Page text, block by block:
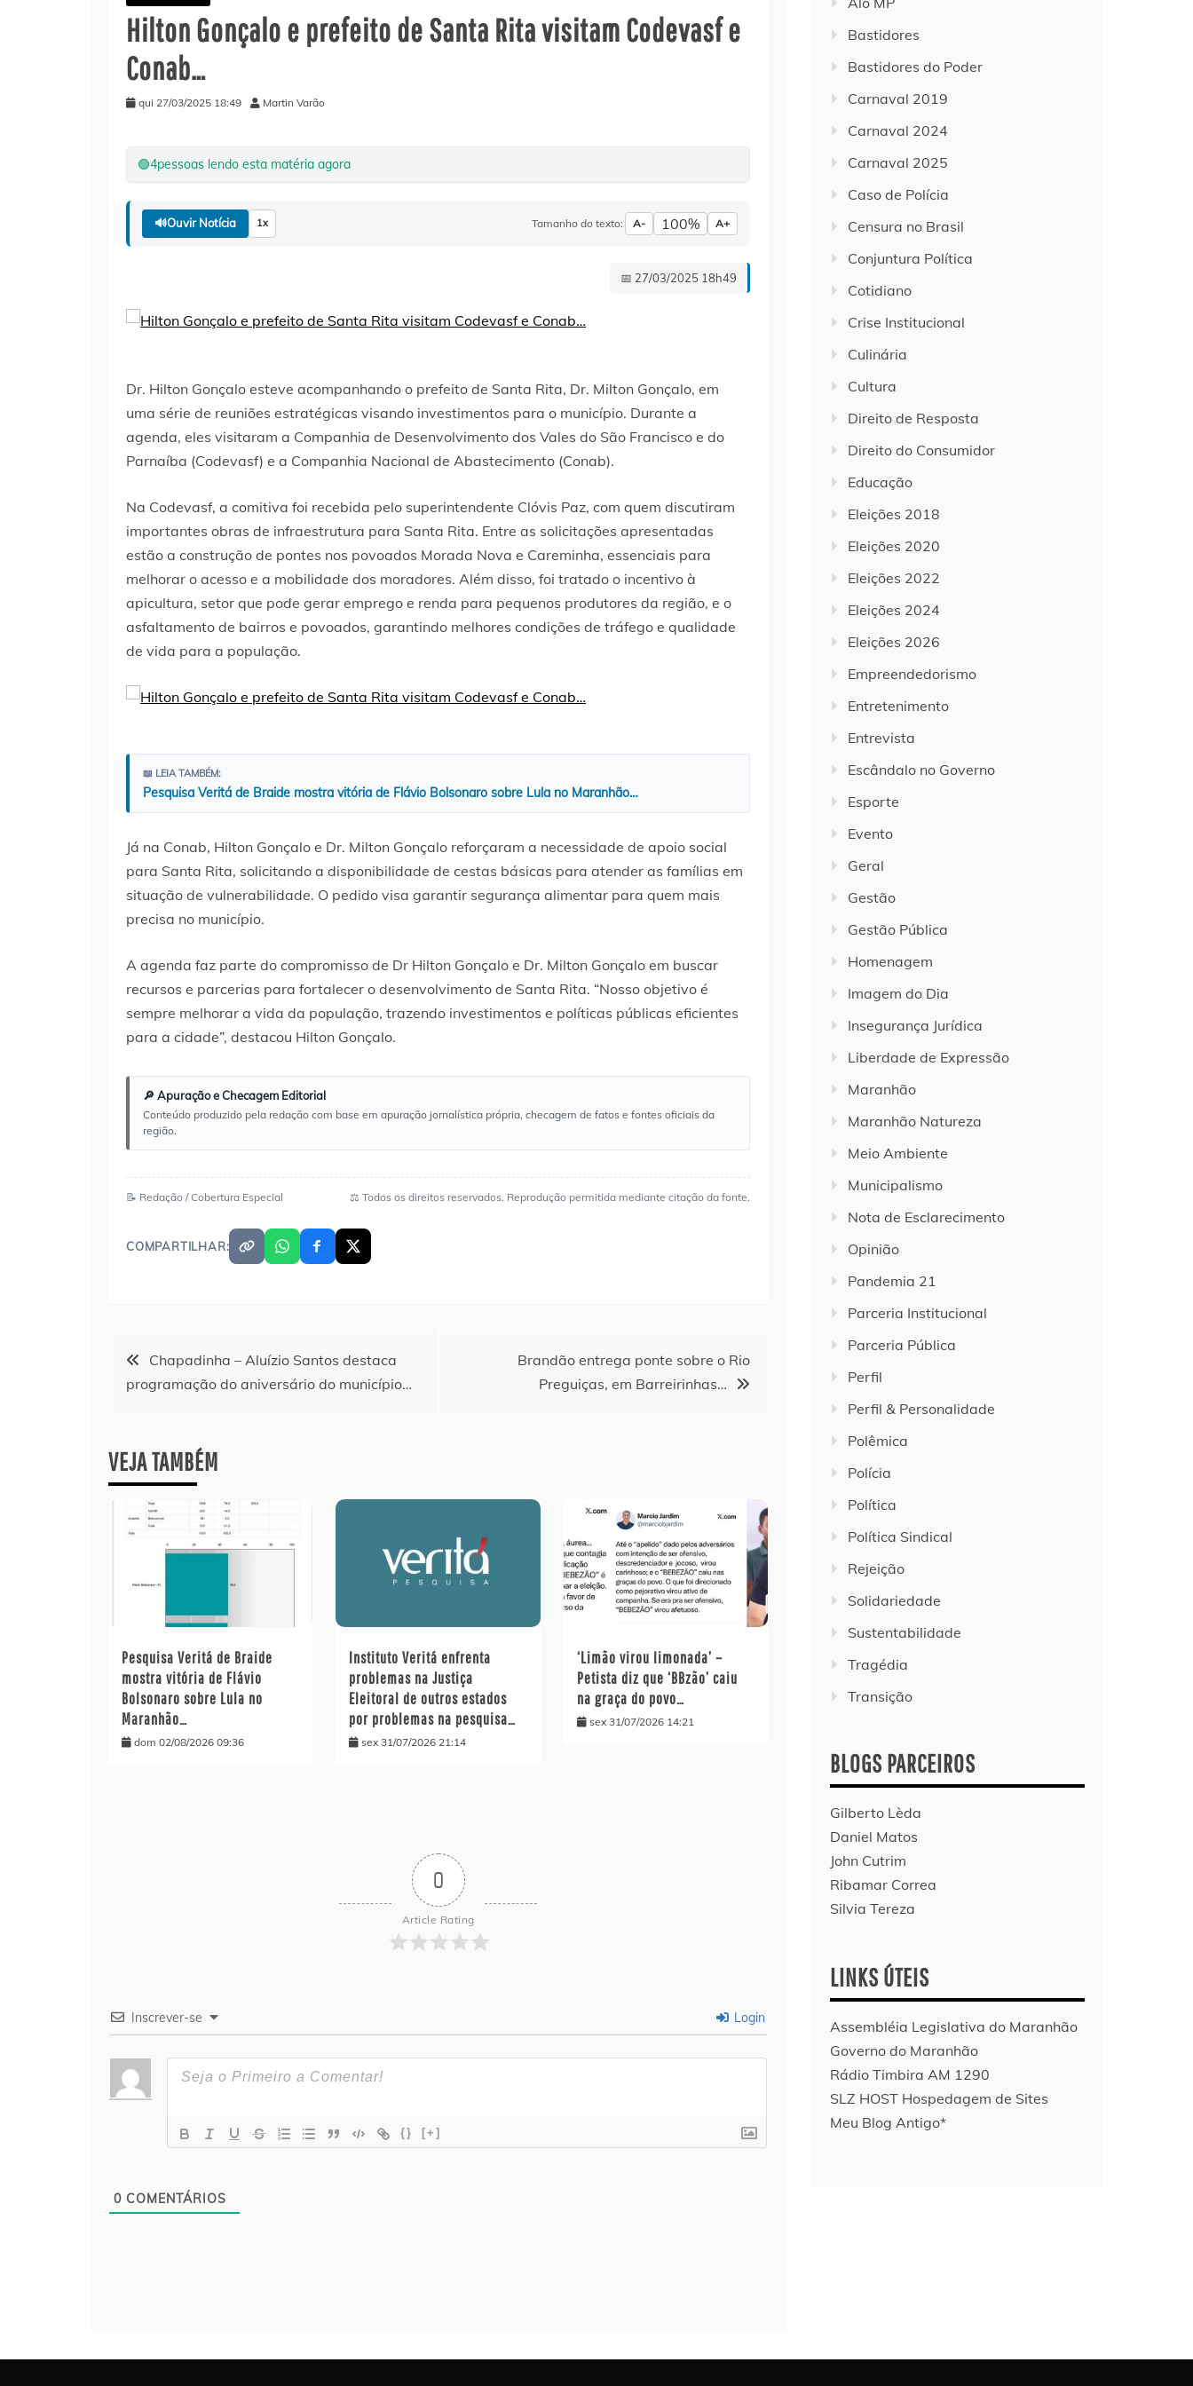
Hilton Gonçalo e prefeito de Santa Rita visitam Codevasf e
Conab…
qui 27/03/2025 18:49 Martin Varão
🟢4pessoas lendo esta matéria agora
🔊Ouvir Notícia 1x Tamanho do texto: A- 100% A+
📅 27/03/2025 18h49
Dr. Hilton Gonçalo esteve acompanhando o prefeito de Santa Rita, Dr. Milton Gonçalo, em
uma série de reuniões estratégicas visando investimentos para o município. Durante a
agenda, eles visitaram a Companhia de Desenvolvimento dos Vales do São Francisco e do
Parnaíba (Codevasf) e a Companhia Nacional de Abastecimento (Conab).
Na Codevasf, a comitiva foi recebida pelo superintendente Clóvis Paz, com quem discutiram
importantes obras de infraestrutura para Santa Rita. Entre as solicitações apresentadas
estão a construção de pontes nos povoados Morada Nova e Careminha, essenciais para
melhorar o acesso e a mobilidade dos moradores. Além disso, foi tratado o incentivo à
apicultura, setor que pode gerar emprego e renda para pequenos produtores da região, e o
asfaltamento de bairros e povoados, garantindo melhores condições de tráfego e qualidade
de vida para a população.
📖 LEIA TAMBÉM:
Pesquisa Veritá de Braide mostra vitória de Flávio Bolsonaro sobre Lula no Maranhão…
Já na Conab, Hilton Gonçalo e Dr. Milton Gonçalo reforçaram a necessidade de apoio social
para Santa Rita, solicitando a disponibilidade de cestas básicas para atender as famílias em
situação de vulnerabilidade. O pedido visa garantir segurança alimentar para quem mais
precisa no município.
A agenda faz parte do compromisso de Dr Hilton Gonçalo e Dr. Milton Gonçalo em buscar
recursos e parcerias para fortalecer o desenvolvimento de Santa Rita. “Nosso objetivo é
sempre melhorar a vida da população, trazendo investimentos e políticas públicas eficientes
para a cidade”, destacou Hilton Gonçalo.
🔎 Apuração e Checagem Editorial
Conteúdo produzido pela redação com base em apuração jornalística própria, checagem de fatos e fontes oficiais da
região.
📝 Redação / Cobertura Especial ⚖️ Todos os direitos reservados. Reprodução permitida mediante citação da fonte.
COMPARTILHAR:
Navegação
de
Post
Chapadinha – Aluízio Santos destaca
programação do aniversário do município…
Brandão entrega ponte sobre o Rio
Preguiças, em Barreirinhas…
VEJA TAMBÉM
Pesquisa Veritá de Braide
mostra vitória de Flávio
Bolsonaro sobre Lula no
Maranhão…
dom 02/08/2026 09:36
Instituto Veritá enfrenta
problemas na Justiça
Eleitoral de outros estados
por problemas na pesquisa…
sex 31/07/2026 21:14
‘Limão virou limonada’ –
Petista diz que ‘BBzão’ caiu
na graça do povo…
sex 31/07/2026 14:21
0
Article Rating
Inscrever-se Login
{} [+]
0 COMENTÁRIOS
Bastidores
Bastidores do Poder
Carnaval 2019
Carnaval 2024
Carnaval 2025
Caso de Polícia
Censura no Brasil
Conjuntura Política
Cotidiano
Crise Institucional
Culinária
Cultura
Direito de Resposta
Direito do Consumidor
Educação
Eleições 2018
Eleições 2020
Eleições 2022
Eleições 2024
Eleições 2026
Empreendedorismo
Entretenimento
Entrevista
Escândalo no Governo
Esporte
Evento
Geral
Gestão
Gestão Pública
Homenagem
Imagem do Dia
Insegurança Jurídica
Liberdade de Expressão
Maranhão
Maranhão Natureza
Meio Ambiente
Municipalismo
Nota de Esclarecimento
Opinião
Pandemia 21
Parceria Institucional
Parceria Pública
Perfil
Perfil & Personalidade
Polêmica
Polícia
Política
Política Sindical
Rejeição
Solidariedade
Sustentabilidade
Tragédia
Transição
BLOGS PARCEIROS
Gilberto Lèda
Daniel Matos
John Cutrim
Ribamar Correa
Silvia Tereza
LINKS ÚTEIS
Assembléia Legislativa do Maranhão
Governo do Maranhão
Rádio Timbira AM 1290
SLZ HOST Hospedagem de Sites
Meu Blog Antigo*